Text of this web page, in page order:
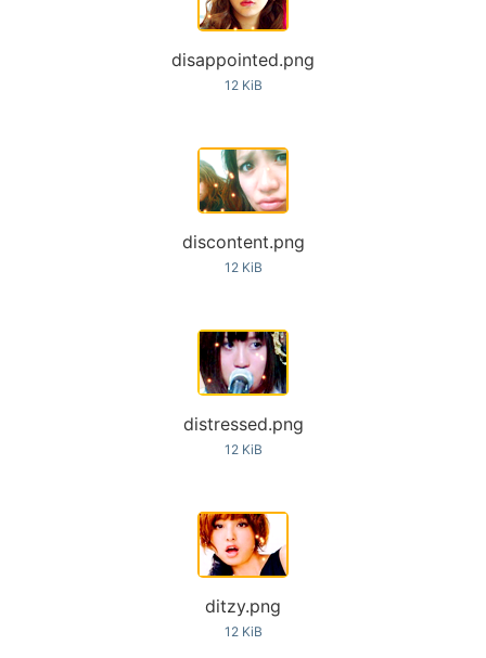
disappointed.png
12 KiB
discontent.png
12 KiB
distressed.png
12 KiB
ditzy.png
12 KiB